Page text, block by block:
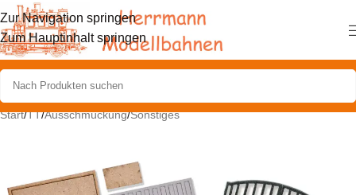
Zur Navigation springen
Zum Hauptinhalt springen
Start/TT/Ausschmückung/Sonstiges